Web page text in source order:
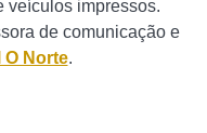
veículos impressos.
de comunicação e
Norte.